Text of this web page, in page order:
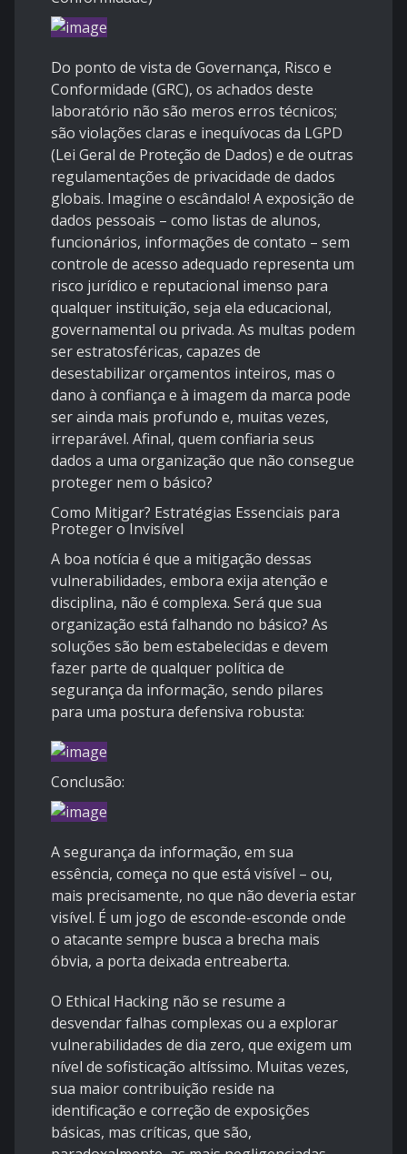
Do ponto de vista de Governança, Risco e
Conformidade (GRC), os achados deste
laboratório não são meros erros técnicos;
são violações claras e inequívocas da LGPD
(Lei Geral de Proteção de Dados) e de outras
regulamentações de privacidade de dados
globais. Imagine o escândalo! A exposição de
dados pessoais – como listas de alunos,
funcionários, informações de contato – sem
controle de acesso adequado representa um
risco jurídico e reputacional imenso para
qualquer instituição, seja ela educacional,
governamental ou privada. As multas podem
ser estratosféricas, capazes de
desestabilizar orçamentos inteiros, mas o
dano à confiança e à imagem da marca pode
ser ainda mais profundo e, muitas vezes,
irreparável. Afinal, quem confiaria seus
dados a uma organização que não consegue
proteger nem o básico?
Como Mitigar? Estratégias Essenciais para
Proteger o Invisível
A boa notícia é que a mitigação dessas
vulnerabilidades, embora exija atenção e
disciplina, não é complexa. Será que sua
organização está falhando no básico? As
soluções são bem estabelecidas e devem
fazer parte de qualquer política de
segurança da informação, sendo pilares
para uma postura defensiva robusta:
Conclusão:
A segurança da informação, em sua
essência, começa no que está visível – ou,
mais precisamente, no que não deveria estar
visível. É um jogo de esconde-esconde onde
o atacante sempre busca a brecha mais
óbvia, a porta deixada entreaberta.
O Ethical Hacking não se resume a
desvendar falhas complexas ou a explorar
vulnerabilidades de dia zero, que exigem um
nível de sofisticação altíssimo. Muitas vezes,
sua maior contribuição reside na
identificação e correção de exposições
básicas, mas críticas, que são,